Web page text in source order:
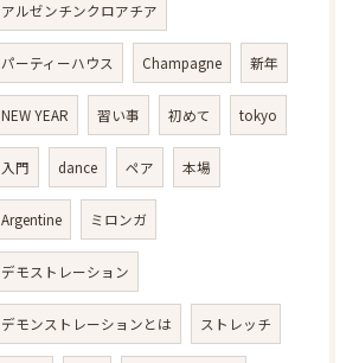
アルゼンチンクロアチア
パーティーハウス Champagne 新年
NEW YEAR 習い事 初めて tokyo
入門 dance ペア 本場
Argentine ミロンガ
デモストレーション
デモンストレーションとは ストレッチ